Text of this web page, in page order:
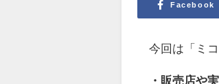
Facebook
今回は「ミ
・販売店や